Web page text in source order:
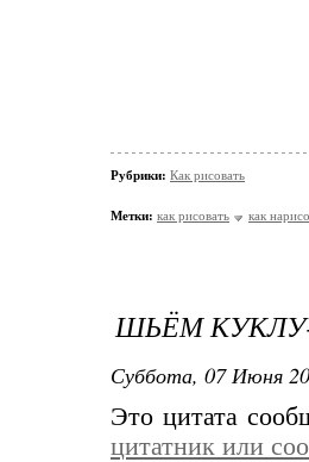
Рубрики: Как рисовать
Метки: как рисовать как
ШЬЁМ
Суббота, 07 Июня
Это цитата
цитатник или